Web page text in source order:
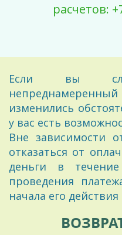
расчетов:
Если вы
изменились
у вас есть
Вне зависимости
отказаться от
деньги в
проведения
начала его